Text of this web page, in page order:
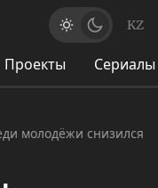
KZ
Проекты Сериалы
молодёжи снизился